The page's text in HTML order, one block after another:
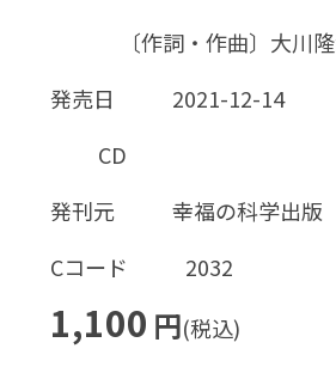
〔作詞・作曲〕大川
発売日
2021-12-14
CD
発刊元
幸福の科学出版
Cコード
2032
1,100 円(税込)